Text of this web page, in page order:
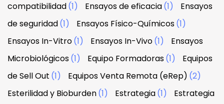
compatibilidad(1) Ensayos de eficacia(1)
Ensayos
de seguridad(1) Ensayos Físico-Químicos(1)
Ensayos In-Vitro(1) Ensayos In-Vivo(1)
Ensayos
Microbiológicos(1) Equipo Formadoras(1)
Equipos
de Sell Out (1) Equipos Venta Remota (eRep) (2)
Esterilidad y Bioburden(1) Estrategia(1)
Estrategia